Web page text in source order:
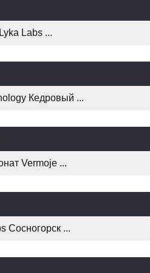
Labs ...
Кедровый ...
Vermoje ...
Сосногорск ...